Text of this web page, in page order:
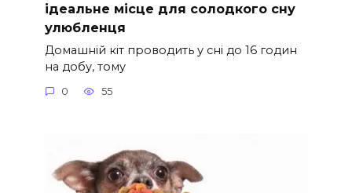
ідеальне місце для солодкого сну
улюбленця
Домашній кіт проводить у сні до 16 годин
на добу, тому
0 55